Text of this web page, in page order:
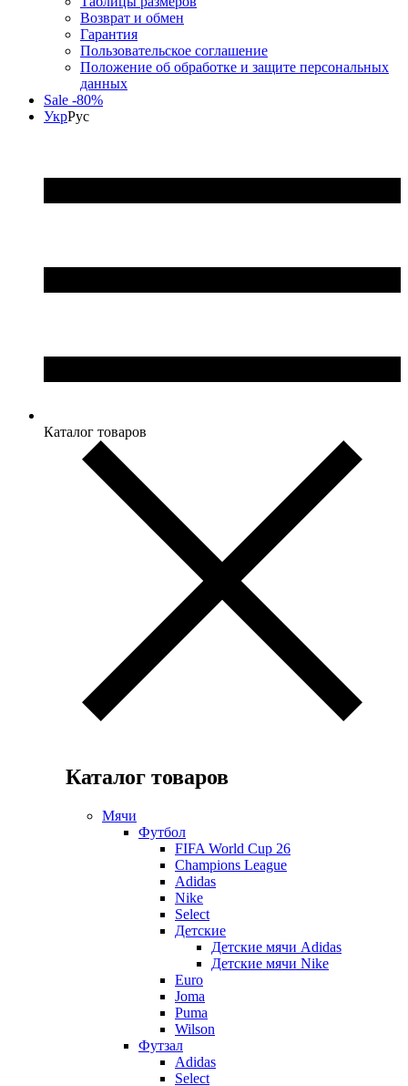
Возврат и обмен
Гарантия
Пользовательское соглашение
Положение об обработке и защите персональных
данных
Sale -80%
УкрРус
Каталог товаров
Каталог товаров
Мячи
Футбол
FIFA World Cup 26
Champions League
Adidas
Nike
Select
Детские
Детские мячи Adidas
Детские мячи Nike
Euro
Joma
Puma
Wilson
Футзал
Adidas
Select